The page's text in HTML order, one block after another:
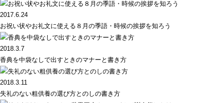
2017.6.24
お祝い状やお礼文に使える８月の季語・時候の挨拶を知ろう
2018.3.7
香典を中袋なしで出すときのマナーと書き方
2018.3.11
失礼のない粗供養の選び方とのしの書き方